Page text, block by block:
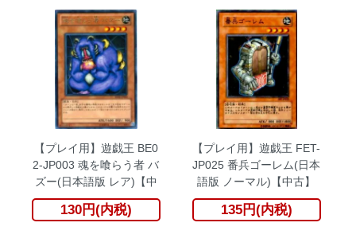
【プレイ用】遊戯王 BE0
2-JP003 魂を喰らう者 バ
ズー(日本語版 レア)【中
古】
130円(内税)
【プレイ用】遊戯王 FET-
JP025 番兵ゴーレム(日本
語版 ノーマル)【中古】
135円(内税)